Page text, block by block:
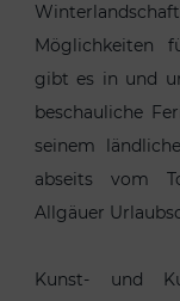
Möglichkeiten
gibt es in und
beschauliche
seinem
abseits vom
Allgäuer
Kunst- und